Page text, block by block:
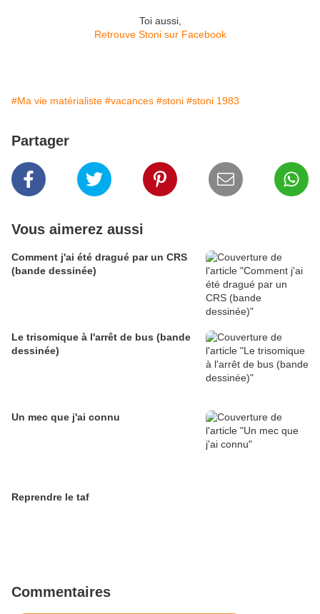
Toi aussi,
Retrouve Stoni sur Facebook
#Ma vie matérialiste #vacances #stoni #stoni 1983
Partager
Vous aimerez aussi
Comment j'ai été dragué par un CRS
(bande dessinée)
Le trisomique à l'arrêt de bus (bande
dessinée)
Un mec que j'ai connu
Reprendre le taf
Commentaires